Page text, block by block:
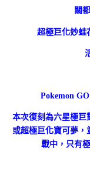
關
超極巨化妙蛙
Pokemon
本次復刻為六星極巨
或超極巨化寶可夢，
戰中，只有